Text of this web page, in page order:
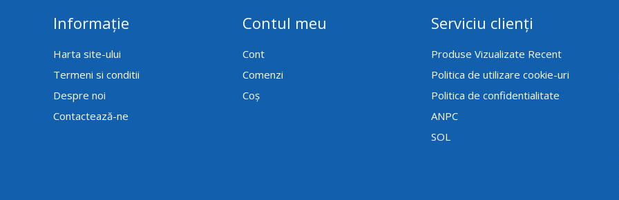
Informație
Harta site-ului
Termeni si conditii
Despre noi
Contactează-ne
Contul meu
Cont
Comenzi
Coș
Serviciu clienți
Produse Vizualizate Recent
Politica de utilizare cookie-uri
Politica de confidentialitate
ANPC
SOL